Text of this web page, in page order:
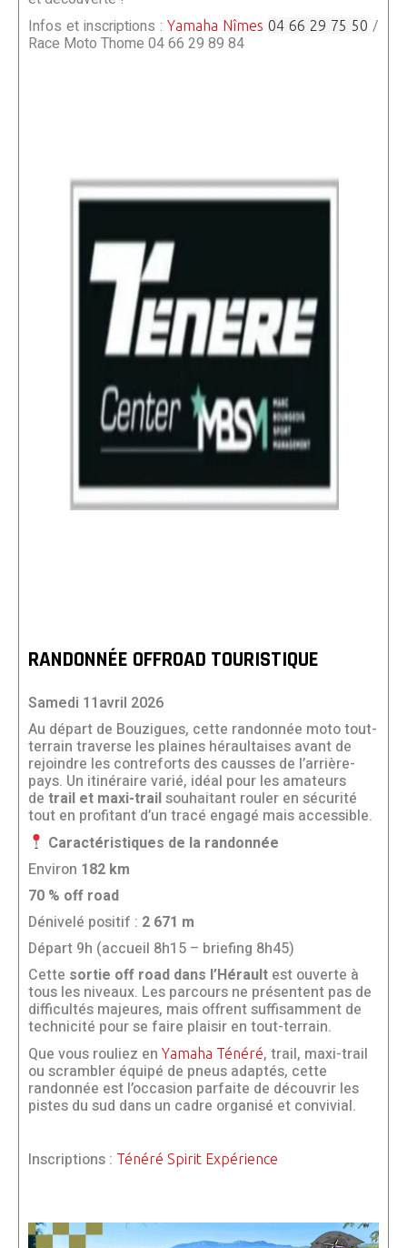
Infos et inscriptions : Yamaha Nîmes 04 66 29 75 50 /
Race Moto Thome 04 66 29 89 84
RANDONNÉE OFFROAD TOURISTIQUE
Samedi 11avril 2026
Au départ de Bouzigues, cette randonnée moto tout-
terrain traverse les plaines héraultaises avant de
rejoindre les contreforts des causses de l’arrière-
pays. Un itinéraire varié, idéal pour les amateurs
de trail et maxi-trailsouhaitant rouler en sécurité
tout en profitant d’un tracé engagé mais accessible.
Caractéristiques de la randonnée
Environ 182 km
70 % off road
Dénivelé positif : 2 671 m
Départ 9h (accueil 8h15 – briefing 8h45)
Cette sortie off road dans l’Hérault est ouverte à
tous les niveaux. Les parcours ne présentent pas de
difficultés majeures, mais offrent suffisamment de
technicité pour se faire plaisir en tout-terrain.
Que vous rouliez en Yamaha Ténéré, trail, maxi-trail
ou scrambler équipé de pneus adaptés, cette
randonnée est l’occasion parfaite de découvrir les
pistes du sud dans un cadre organisé et convivial.
Inscriptions : Ténéré Spirit Expérience